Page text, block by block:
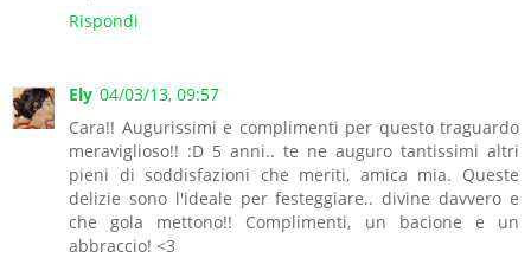
Rispondi
Ely 04/03/13, 09:57
Cara!! Augurissimi e complimenti per questo traguardo
meraviglioso!! :D 5 anni.. te ne auguro tantissimi altri
pieni di soddisfazioni che meriti, amica mia. Queste
delizie sono l'ideale per festeggiare.. divine davvero e
che gola mettono!! Complimenti, un bacione e un
abbraccio! <3